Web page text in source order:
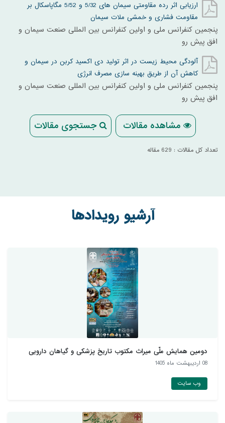
ارزیابی اثر رده مقاومتی سیمان های 5/32 و 5/52 مگاپاسکال بر
مقاومت فشاری و خمشی ملات سیمان
پنجمین کنفرانس ملی و اولین کنفرانس بین المللی صنعت سیمان و
افق پیش رو
آلودگی محیط زیست در اثر تولید دی اکسید کربن در سیمان و
کاهش آن از طریق بهینه سازی مصرف انرژی
پنجمین کنفرانس ملی و اولین کنفرانس بین المللی صنعت سیمان و
افق پیش رو
مشاهده مقالات جستجوی مقالات
تعداد کل مقالات : 629 مقاله
آرشیو رویدادها
دومین همایش ملّی میراث مکتوب تاریخ پزشکی و گیاهان دارويی
08 ارديبهشت ماه 1405
وب سایت